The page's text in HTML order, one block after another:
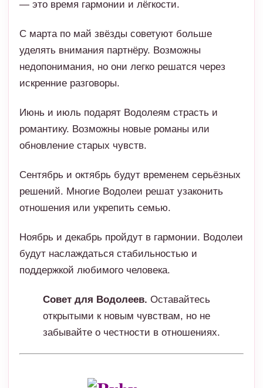
искренние разговоры.
Июнь и июль подарят Водолеям страсть и
романтику. Возможны новые романы или
обновление старых чувств.
решений. Многие Водолеи решат узаконить
отношения или укрепить семью.
будут наслаждаться стабильностью и
поддержкой любимого человека.
открытыми к новым чувствам, но не
забывайте о честности в отношениях.
Рыбы